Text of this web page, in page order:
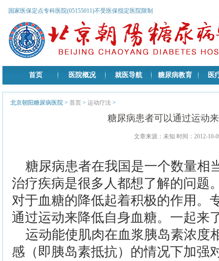
国家医保定点专科医院(05155011)不受医保指定医院限制
首页 医院概况 就医导航 糖尿病教育 医
北京朝阳糖尿病医院 > 首页 > 运动疗法 >
糖尿病患者可以通过运动
文章来源：未知 时间：2012-10-
糖尿病患者在我国是一个数量相
治疗疾病是很多人都想了解的问题
对于血糖的降低起着积极的作用。
通过运动来降低自身血糖。一起来
运动能使肌肉在血浆胰岛素浓度
感（即胰岛素抵抗）的情况下加强